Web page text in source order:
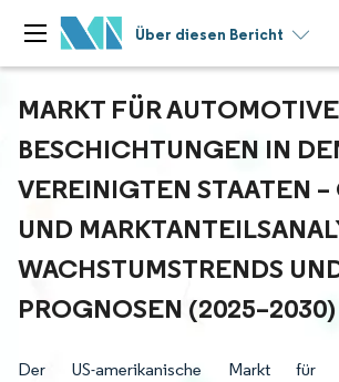
Über diesen Bericht
MARKT FÜR
BESCHICHTUNGEN IN
VEREINIGTEN STAATEN –
ND
ACHSTUMSTRENDS UND
ROGNOSEN (2025–2030)
Der US-amerikanische Markt für